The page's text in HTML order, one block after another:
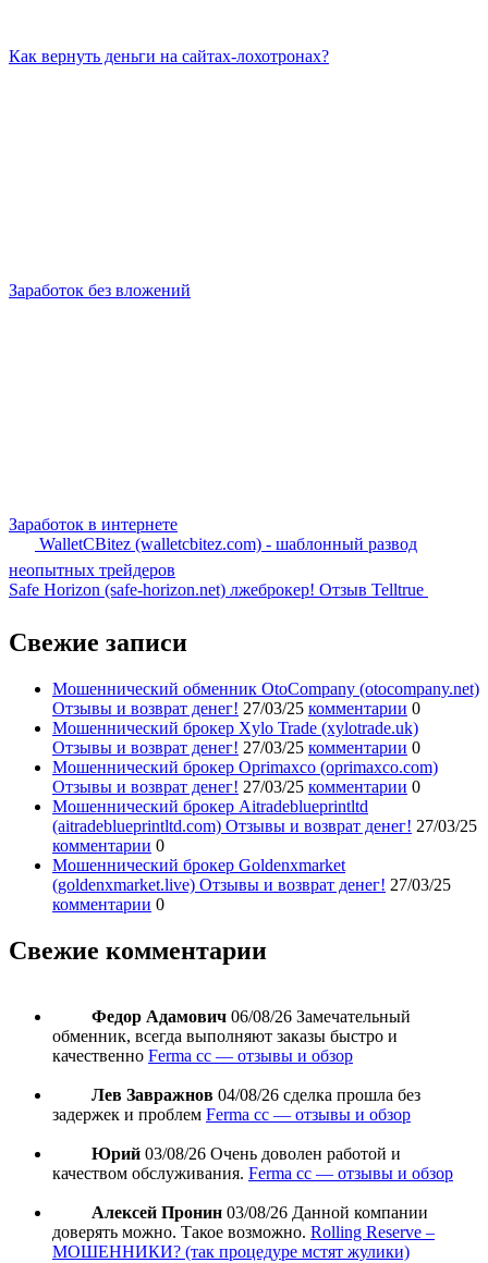
Как вернуть деньги на сайтах-лохотронах?
Заработок без вложений
Заработок в интернете
WalletCBitez (walletcbitez.com) - шаблонный развод
неопытных трейдеров
Safe Horizon (safe-horizon.net) лжеброкер! Отзыв Telltrue
Свежие записи
Мошеннический обменник OtoCompany (otocompany.net)
Отзывы и возврат денег! 27/03/25 комментарии 0
Мошеннический брокер Xylo Trade (xylotrade.uk)
Отзывы и возврат денег! 27/03/25 комментарии 0
Мошеннический брокер Oprimaxco (oprimaxco.com)
Отзывы и возврат денег! 27/03/25 комментарии 0
Мошеннический брокер Aitradeblueprintltd
(aitradeblueprintltd.com) Отзывы и возврат денег! 27/03/25
комментарии 0
Мошеннический брокер Goldenxmarket
(goldenxmarket.live) Отзывы и возврат денег! 27/03/25
комментарии 0
Свежие комментарии
Федор Адамович 06/08/26 Замечательный
обменник, всегда выполняют заказы быстро и
качественно Ferma cc — отзывы и обзор
Лев Завражнов 04/08/26 сделка прошла без
задержек и проблем Ferma cc — отзывы и обзор
Юрий 03/08/26 Очень доволен работой и
качеством обслуживания. Ferma cc — отзывы и обзор
Алексей Пронин 03/08/26 Данной компании
доверять можно. Такое возможно. Rolling Reserve –
МОШЕННИКИ? (так процедуре мстят жулики)